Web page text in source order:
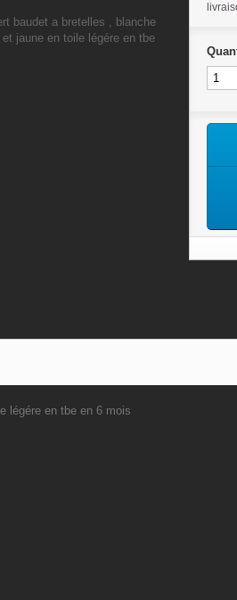
baudet a bretelles , blanche
jaune en toile légére en tbe
légére en tbe en 6 mois